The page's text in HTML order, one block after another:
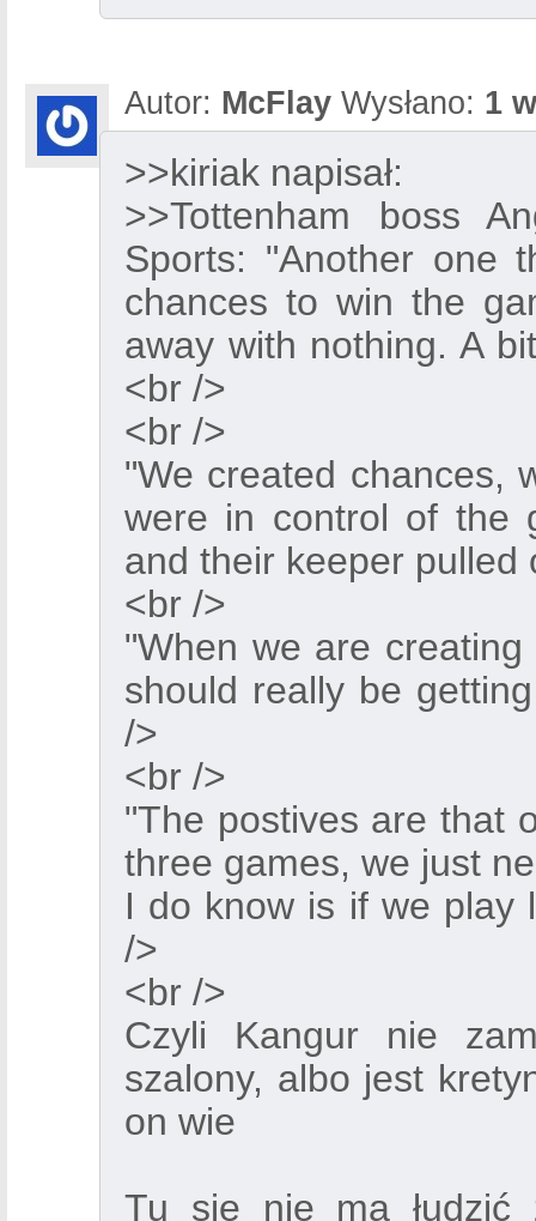
Autor: McFlay Wysłano: 1
>>kiriak napisał:
>>Tottenham boss
Sports: "Another one
chances to win the
away with nothing. A
<br />
<br />
"We created chances,
were in control of the
and their keeper pulled
<br />
"When we are
should really be
/>
<br />
"The postives are that
three games, we just
I do know is if we play
/>
<br />
Czyli Kangur nie
szalony, albo jest
on wie
Tu się nie ma